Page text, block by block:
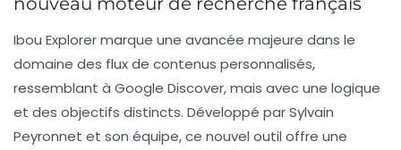
Ibou Explorermarque une avancée majeure dans le
domaine des flux de contenus personnalisés,
ressemblant à Google Discover, mais avec une logique
et des objectifs distincts. Développé par Sylvain
Peyronnet et son équipe, ce nouvel outil offre une